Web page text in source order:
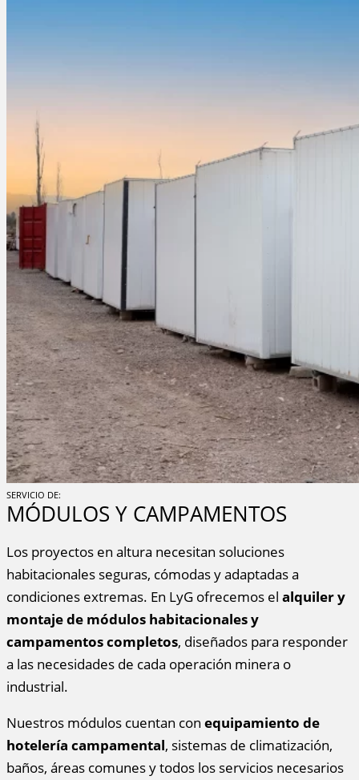
SERVICIO DE:
MÓDULOS Y CAMPAMENTOS
Los proyectos en altura necesitan soluciones
habitacionales seguras, cómodas y adaptadas a
condiciones extremas. En LyG ofrecemos el alquiler y
montaje de módulos habitacionales y
campamentos completos, diseñados para responder
a las necesidades de cada operación minera o
industrial.
Nuestros módulos cuentan con equipamiento de
hotelería campamental, sistemas de climatización,
baños, áreas comunes y todos los servicios necesarios